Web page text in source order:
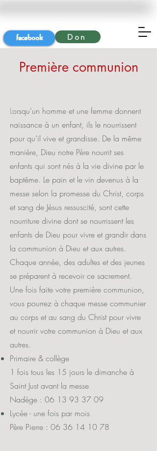
facebook Don
Première communion
Lorsqu’un homme et une femme donnent
naissance à un enfant, ils le nourrissent
pour qu’il vive et grandisse. De la même
manière, Dieu notre Père nourrit ses
enfants qui sont nés à la vie divine par le
baptême. Le pain et le vin devenus à la
messe selon la promesse du Christ, corps
et sang de Jésus ressuscité, sont cette
nourriture divine dont se nourrissent les
enfants de Dieu pour vivre et grandir dans
la communion à Dieu et aux autres.
Chaque année, des adultes et des jeunes
se préparent à recevoir ce sacrement.
Une fois faite votre première communion,
vous pourrez à chaque messe communier
au corps et au sang du Christ pour vivre
et nourrir votre communion à Dieu et aux
autres.
Primaire & collège
1 fois tous les 15 jours le dimanche à
Saint Just avant la messe
Nadège : 06 13 93 37 09
Lycée - une fois par mois
Père Pierre : 06 36 14 10 78